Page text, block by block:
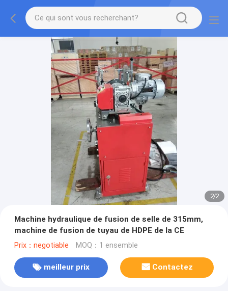
2/2
Machine hydraulique de fusion de selle de 315mm,
machine de fusion de tuyau de HDPE de la CE
Prix：negotiable MOQ：1 ensemble
meilleur prix Contactez